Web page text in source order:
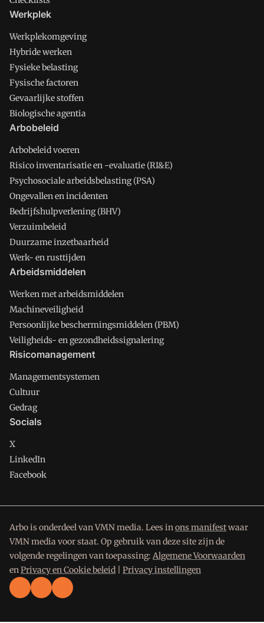
Werkplek
Werkplekomgeving
Hybride werken
Fysieke belasting
Fysische factoren
Gevaarlijke stoffen
Biologische agentia
Arbobeleid
Arbobeleid voeren
Risico inventarisatie en -evaluatie (RI&E)
Psychosociale arbeidsbelasting (PSA)
Ongevallen en incidenten
Bedrijfshulpverlening (BHV)
Verzuimbeleid
Duurzame inzetbaarheid
Werk- en rusttijden
Arbeidsmiddelen
Werken met arbeidsmiddelen
Machineveiligheid
Persoonlijke beschermingsmiddelen (PBM)
Veiligheids- en gezondheidssignalering
Risicomanagement
Managementsystemen
Cultuur
Gedrag
Socials
X
LinkedIn
Facebook
Arbo is onderdeel van VMN media. Lees inons manifestwaar
VMN media voor staat. Op gebruik van deze site zijn de
volgende regelingen van toepassing: Algemene Voorwaarden
enPrivacy en Cookie beleid Privacy instellingen